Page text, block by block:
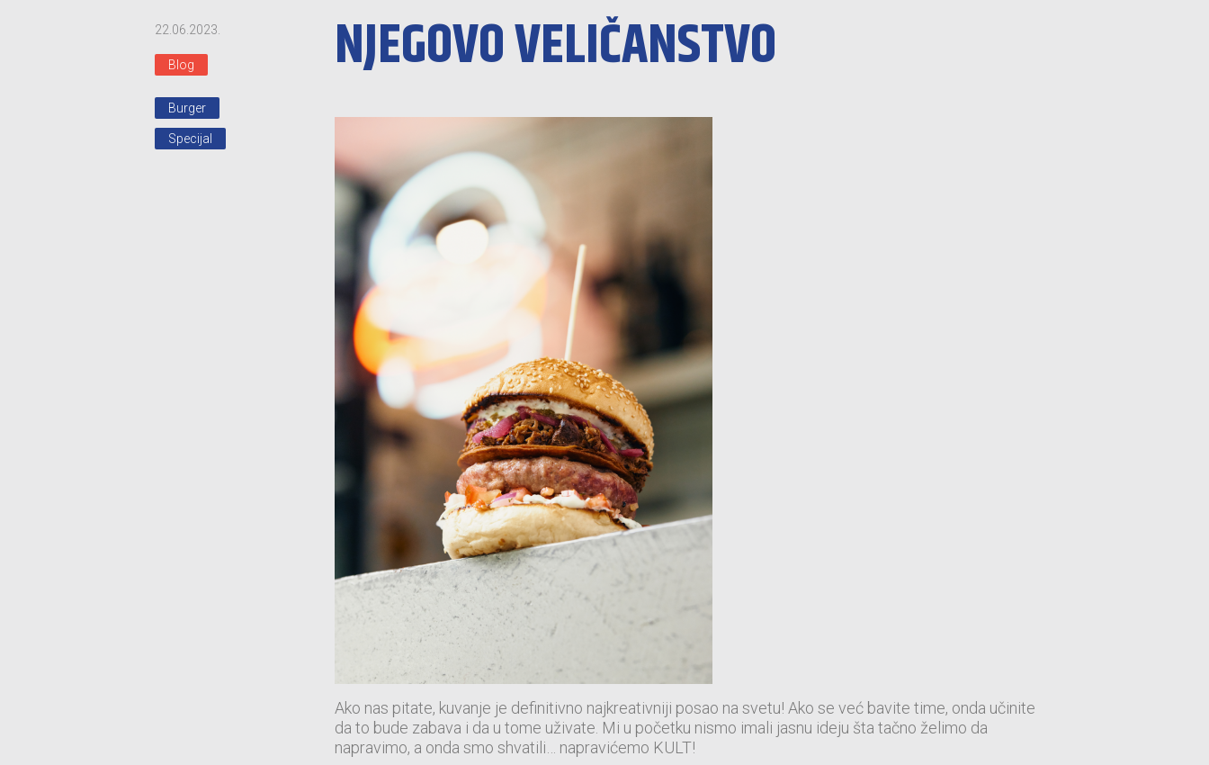
22.06.2023.
Blog
Burger
Specijal
NJEGOVO VELIČANSTVO
Ako nas pitate, kuvanje je definitivno najkreativniji posao na svetu! Ako se već bavite time, onda učinite
da to bude zabava i da u tome uživate. Mi u početku nismo imali jasnu ideju šta tačno želimo da
napravimo, a onda smo shvatili… napravićemo KULT!